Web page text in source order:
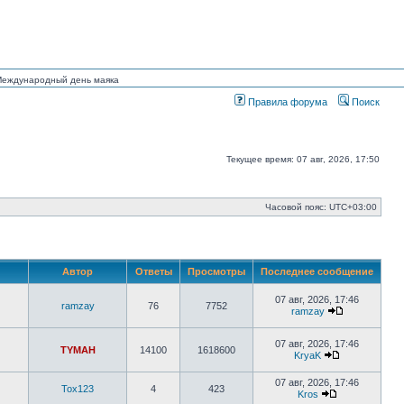
день маяка
Правила форума Поиск
Текущее время: 07 авг, 2026, 17:50
Часовой пояс: UTC+03:00
Автор Ответы Просмотры Последнее сообщение
ramzay 76 7752
07 авг, 2026, 17:46
ramzay
к
последнему
TYMAH 14100 1618600
07 авг, 2026, 17:46
KryaK
к
последнему
Tox123 4 423
07 авг, 2026, 17:46
Kros